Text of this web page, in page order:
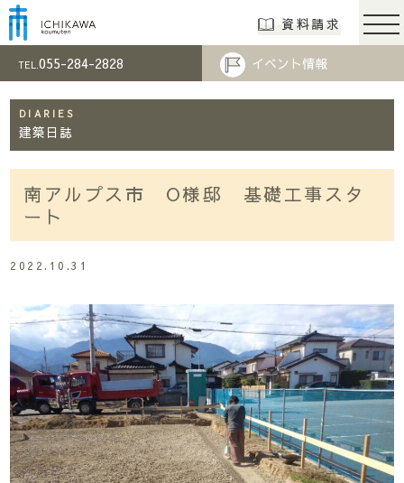
市川工務店 | らしさ
資料請求
TEL.055-284-2828 イベント情報
DIARIES
建築日誌
南アルプス市 O様邸 基礎工事スタ
ート
2022.10.31